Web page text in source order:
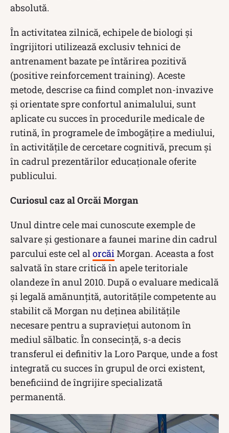
absolută.
În activitatea zilnică, echipele de biologi și
îngrijitori utilizează exclusiv tehnici de
antrenament bazate pe întărirea pozitivă
(positive reinforcement training). Aceste
metode, descrise ca fiind complet non-invazive
și orientate spre confortul animalului, sunt
aplicate cu succes în procedurile medicale de
rutină, în programele de îmbogățire a mediului,
în activitățile de cercetare cognitivă, precum și
în cadrul prezentărilor educaționale oferite
publicului.
Curiosul caz al Orcăi Morgan
Unul dintre cele mai cunoscute exemple de
salvare și gestionare a faunei marine din cadrul
parcului este cel al orcăi Morgan. Aceasta a fost
salvată în stare critică în apele teritoriale
olandeze în anul 2010. După o evaluare medicală
și legală amănunțită, autoritățile competente au
stabilit că Morgan nu deținea abilitățile
necesare pentru a supraviețui autonom în
mediul sălbatic. În consecință, s-a decis
transferul ei definitiv la Loro Parque, unde a fost
integrată cu succes în grupul de orci existent,
beneficiind de îngrijire specializată
permanentă.